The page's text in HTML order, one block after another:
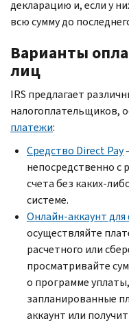
декларацию и, если у
всю сумму до
Варианты
лиц
IRS предлагает
налогоплательщиков,
платежи:
Средство Direct Pay
непосредственно с
счета без каких-
системе.
Онлайн-аккаунт
осуществляйте
расчетного или
просматривайте
о программе
запланированные
аккаунт или